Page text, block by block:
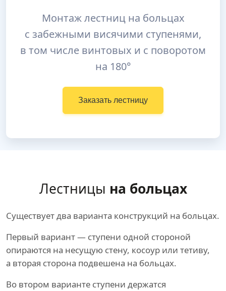
Монтаж лестниц на больцах
с забежными висячими ступенями,
в том числе винтовых и с поворотом
на 180°
Заказать лестницу
Лестницы на больцах
Существует два варианта конструкций на больцах.
Первый вариант — ступени одной стороной
опираются на несущую стену, косоур или тетиву,
а вторая сторона подвешена на больцах.
Во втором варианте ступени держатся